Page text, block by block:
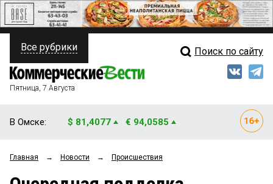
ПОЛИТИКА
ФИНАНСЫ
ОБЩЕСТВО
Свежий выпуск
Мнения
Все рубрики Поиск по сайту
Пятница, 7 Августа
В Омске: $ 81,4077 € 94,0585
Главная → Новости → Происшествия